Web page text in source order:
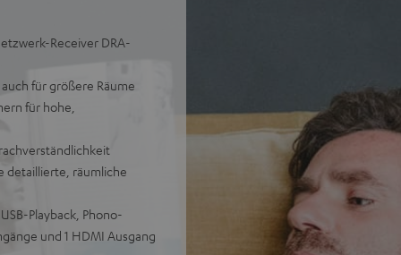
Receiver DRA-
für größere Räume
für hohe,
detaillierte, räumliche
Playback, Phono-
und 1 HDMI Ausgang